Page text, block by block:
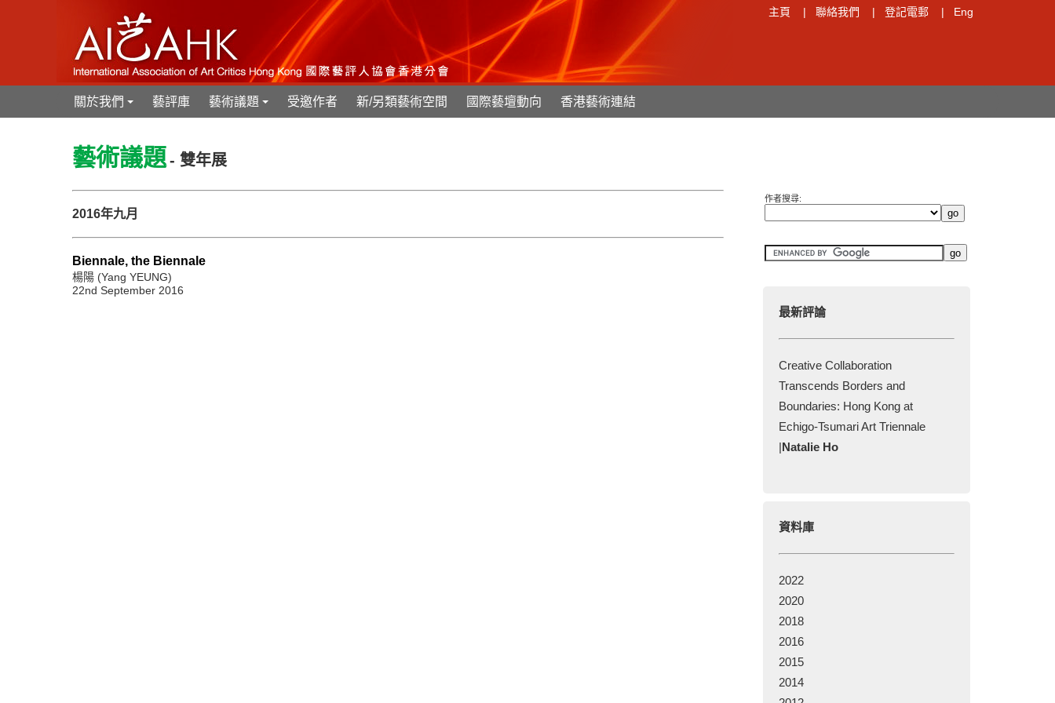
主頁 | 聯絡我們 | 登記電郵 | Eng
+
關於我們 藝評庫
+
藝術議題 受邀作者 新/另類藝術空間 國際藝壇動向 香港藝術連結
藝術議題- 雙年展
2016年九月
Biennale, the Biennale
楊陽 (Yang YEUNG)
22nd September 2016
作者搜尋:
最新評論
Creative Collaboration
Transcends Borders and
Boundaries: Hong Kong at
Echigo-Tsumari Art Triennale
|Natalie Ho
資料庫
2022
2020
2018
2016
2015
2014